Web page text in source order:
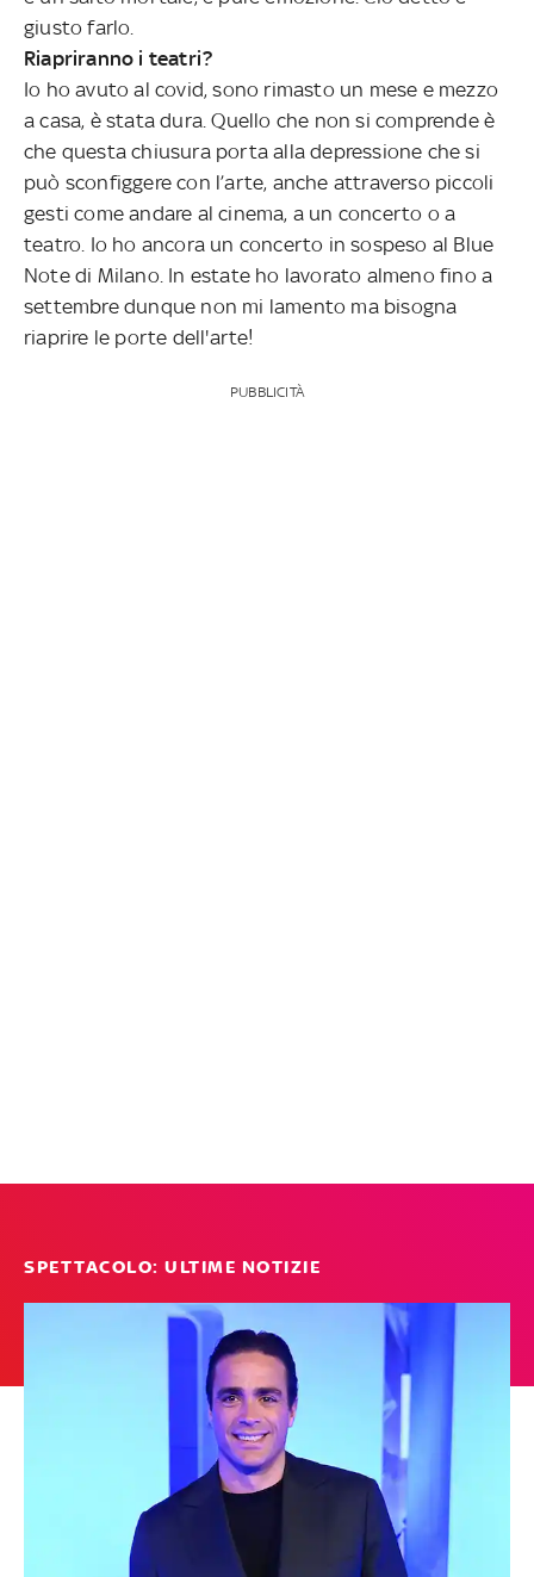
giusto farlo.
Riapriranno i teatri?
Io ho avuto al covid, sono rimasto un mese e mezzo
a casa, è stata dura. Quello che non si comprende è
che questa chiusura porta alla depressione che si
può sconfiggere con l’arte, anche attraverso piccoli
gesti come andare al cinema, a un concerto o a
teatro. Io ho ancora un concerto in sospeso al Blue
Note di Milano. In estate ho lavorato almeno fino a
settembre dunque non mi lamento ma bisogna
riaprire le porte dell'arte!
PUBBLICITÀ
SPETTACOLO: ULTIME NOTIZIE